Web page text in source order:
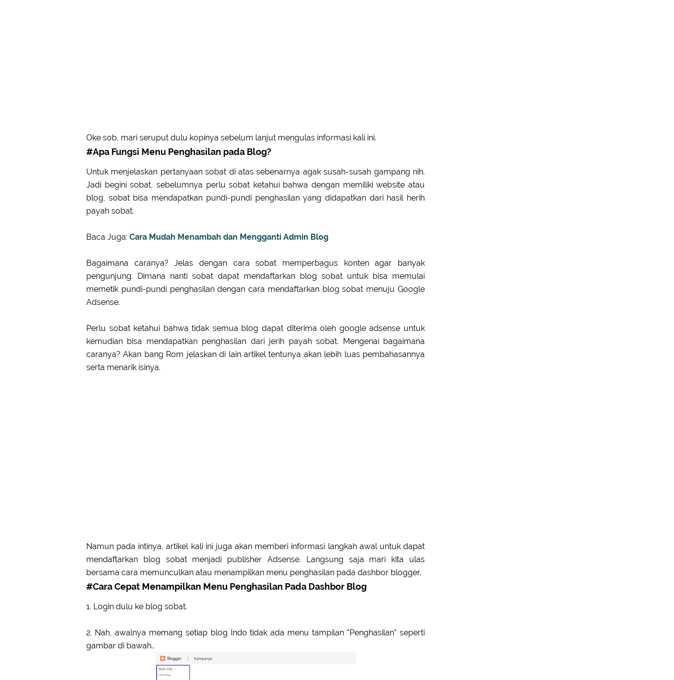
Oke sob, mari seruput dulu kopinya sebelum lanjut mengulas informasi kali ini.
#Apa Fungsi Menu Penghasilan pada Blog?
Untuk menjelaskan pertanyaan sobat di atas sebenarnya agak susah-susah gampang nih.
Jadi begini sobat, sebelumnya perlu sobat ketahui bahwa dengan memiliki website atau
blog, sobat bisa mendapatkan pundi-pundi penghasilan yang didapatkan dari hasil herih
payah sobat.
Baca Juga: Cara Mudah Menambah dan Mengganti Admin Blog
Bagaimana caranya? Jelas dengan cara sobat memperbagus konten agar banyak
pengunjung. Dimana nanti sobat dapat mendaftarkan blog sobat untuk bisa memulai
memetik pundi-pundi penghasilan dengan cara mendaftarkan blog sobat menuju Google
Adsense.
Perlu sobat ketahui bahwa tidak semua blog dapat diterima oleh google adsense untuk
kemudian bisa mendapatkan penghasilan dari jerih payah sobat. Mengenai bagaimana
caranya? Akan bang Rom jelaskan di lain artikel tentunya akan lebih luas pembahasannya
serta menarik isinya.
Namun pada intinya, artikel kali ini juga akan memberi informasi langkah awal untuk dapat
mendaftarkan blog sobat menjadi publisher Adsense. Langsung saja mari kita ulas
bersama cara memunculkan atau menampilkan menu penghasilan pada dashbor blogger.
#Cara Cepat Menampilkan Menu Penghasilan Pada Dashbor Blog
1. Login dulu ke blog sobat.
2. Nah, awalnya memang setiap blog Indo tidak ada menu tampilan "Penghasilan" seperti
gambar di bawah..